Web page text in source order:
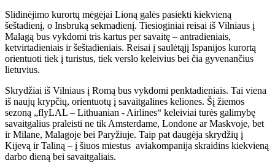
Slidinėjimo kurortų mėgėjai Lioną galės pasiekti kiekvieną
šeštadienį, o Insbruką sekmadienį. Tiesioginiai reisai iš Vilniaus į
Malagą bus vykdomi tris kartus per savaitę – antradieniais,
ketvirtadieniais ir šeštadieniais. Reisai į saulėtąjį Ispanijos kurortą
orientuoti tiek į turistus, tiek verslo keleivius bei čia gyvenančius
lietuvius.
Skrydžiai iš Vilniaus į Romą bus vykdomi penktadieniais. Tai viena
iš naujų krypčių, orientuotų į savaitgalines keliones. Šį žiemos
sezoną „flyLAL – Lithuanian - Airlines“ keleiviai turės galimybę
savaitgalius praleisti ne tik Amsterdame, Londone ar Maskvoje, bet
ir Milane, Malagoje bei Paryžiuje. Taip pat daugėja skrydžių į
Kijevą ir Taliną – į šiuos miestus aviakompanija skraidins kiekvieną
darbo dieną bei savaitgaliais.